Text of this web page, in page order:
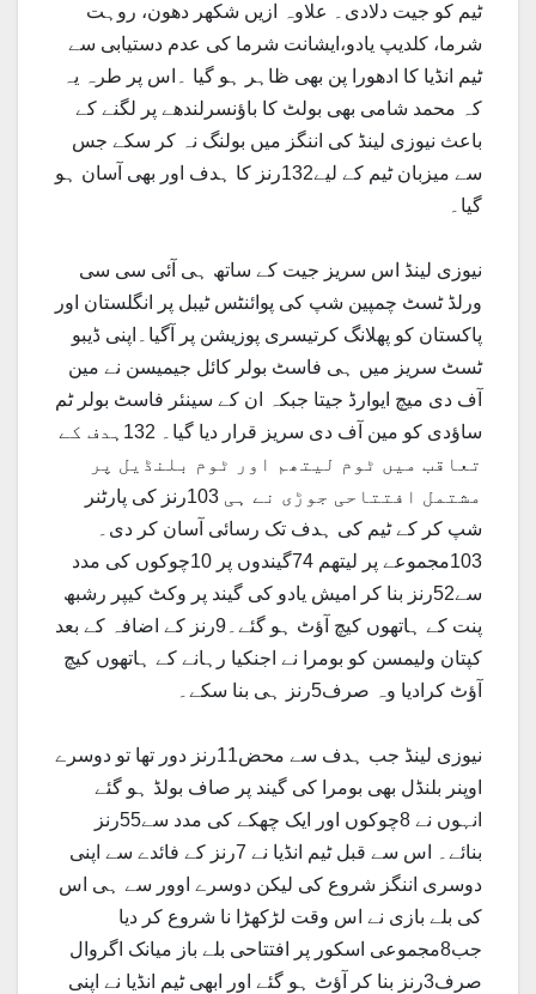
ٹیم کو جیت دلادی۔ علاوہ ازیں شکھر دھون، روہت
شرما، کلدیپ یادو،ایشانت شرما کی عدم دستیابی سے
ٹیم انڈیا کا ادھورا پن بھی ظاہر ہو گیا ۔اس پر طرہ یہ
کہ محمد شامی بھی بولٹ کا باؤنسرلندھے پر لگنے کے
باعث نیوزی لینڈ کی اننگز میں بولنگ نہ کر سکے جس
سے میزبان ٹیم کے لیے132رنز کا ہدف اور بھی آسان ہو
گیا۔
نیوزی لینڈ اس سریز جیت کے ساتھ ہی آئی سی سی
ورلڈ ٹسٹ چمپین شپ کی پوائنٹس ٹیبل پر انگلستان اور
پاکستان کو پھلانگ کرتیسری پوزیشن پر آگیا۔اپنی ڈیبو
ٹسٹ سریز میں ہی فاسٹ بولر کائل جیمیسن نے مین
آف دی میچ ایوارڈ جیتا جبکہ ان کے سینئر فاسٹ بولر ٹم
ساؤدی کو مین آف دی سریز قرار دیا گیا۔ 132ہدف کے
تعاقب میں ٹوم لیتھم اور ٹوم بلنڈیل پر
مشتمل افتتاحی جوڑی نے ہی 103رنز کی پارٹنر
شپ کر کے ٹیم کی ہدف تک رسائی آسان کر دی۔
103مجموعے پر لیتھم 74گیندوں پر 10چوکوں کی مدد
سے52رنز بنا کر امیش یادو کی گیند پر وکٹ کیپر رشبھ
پنت کے ہاتھوں کیچ آؤٹ ہو گئے۔9رنز کے اضافہ کے بعد
کپتان ولیمسن کو بومرا نے اجنکیا رہانے کے ہاتھوں کیچ
آؤٹ کرادیا وہ صرف5رنز ہی بنا سکے۔
نیوزی لینڈ جب ہدف سے محض11رنز دور تھا تو دوسرے
اوپنر بلنڈل بھی بومرا کی گیند پر صاف بولڈ ہو گئے
انہوں نے 8چوکوں اور ایک چھکے کی مدد سے55رنز
بنائے۔ اس سے قبل ٹیم انڈیا نے 7رنز کے فائدے سے اپنی
دوسری اننگز شروع کی لیکن دوسرے اوور سے ہی اس
کی بلے بازی نے اس وقت لڑکھڑا نا شروع کر دیا
جب8مجموعی اسکور پر افتتاحی بلے باز میانک اگروال
صرف3رنز بنا کر آؤٹ ہو گئے اور ابھی ٹیم انڈیا نے اپنی